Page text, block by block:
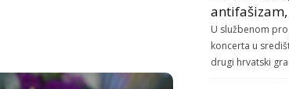
U službenom
koncerta u
drugi hrvatski